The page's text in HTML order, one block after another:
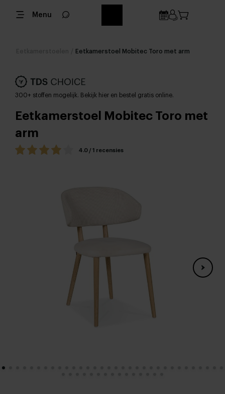
Menu
Eetkamerstoel Mobitec Toro met arm
300+ stoffen mogelijk. Bekijk hier en bestel gratis online.
Eetkamerstoel Mobitec Toro met
arm
4.0 / 1 recensies